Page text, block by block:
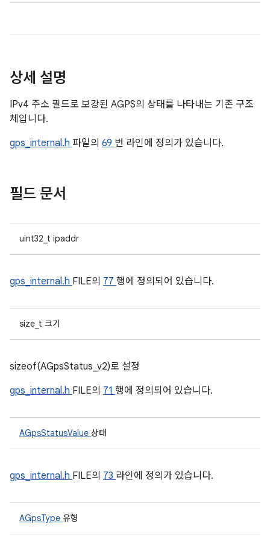
상세 설명
IPv4 주소 필드로 보강된 AGPS의 상태를 나타내는 기존 구조
체입니다.
gps_internal.h 파일의 69 번 라인에 정의가 있습니다.
필드 문서
uint32_t ipaddr
gps_internal.h FILE의 77 행에 정의되어 있습니다.
size_t 크기
sizeof(AGpsStatus_v2)로 설정
gps_internal.h FILE의 71 행에 정의되어 있습니다.
AGpsStatusValue 상태
gps_internal.h FILE의 73 라인에 정의가 있습니다.
AGpsType 유형